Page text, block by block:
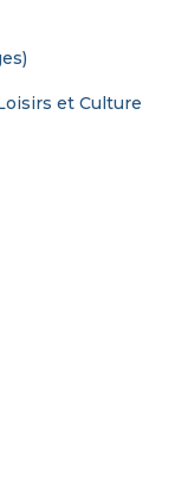
et Culture